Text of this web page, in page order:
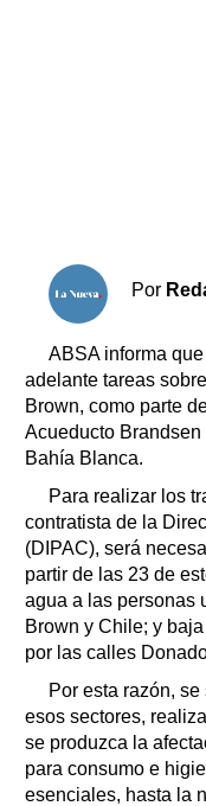
Por
ABSA informa
adelante tareas
Brown, como parte
Acueducto
Bahía Blanca.
Para realizar los
contratista de la
(DIPAC), será
partir de las 23 de
agua a las personas
Brown y Chile; y
por las calles
Por esta razón,
esos sectores,
se produzca la
para consumo e
esenciales, hasta la